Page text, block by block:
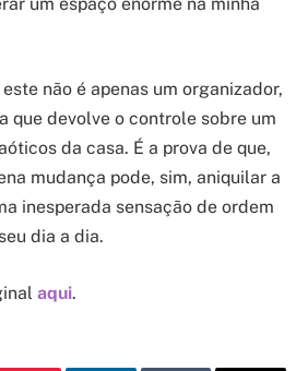
não é apenas um organizador,
que devolve o controle sobre um
da casa. É a prova de que,
mudança pode, sim, aniquilar a
inesperada sensação de ordem
dia a dia.
aqui.